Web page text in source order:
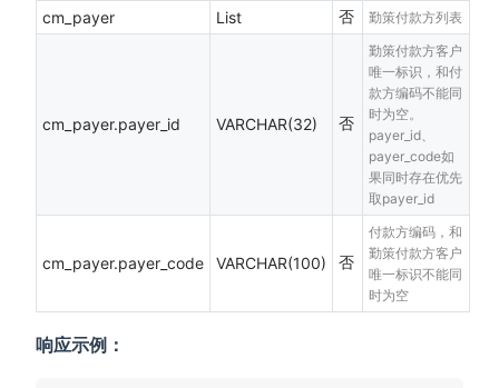
cm_payer List 否 勤策付款方列表
cm_payer.payer_id VARCHAR(32) 否
勤策付款方客户
唯一标识，和付
款方编码不能同
时为空。
payer_id、
payer_code如
果同时存在优先
取payer_id
cm_payer.payer_code VARCHAR(100) 否
付款方编码，和
勤策付款方客户
唯一标识不能同
时为空
响应示例：